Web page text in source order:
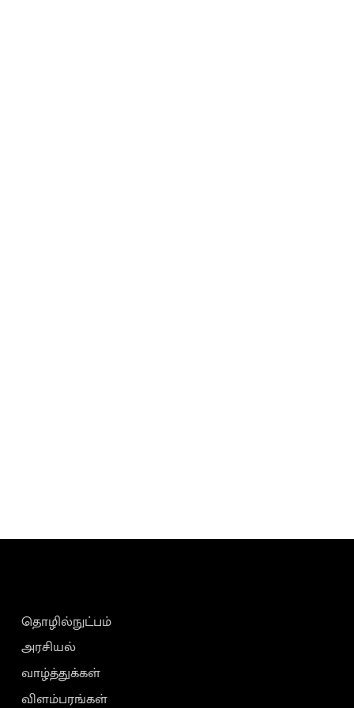
தொழில்நுட்பம்
அரசியல்
வாழ்த்துக்கள்
விளம்பரங்கள்